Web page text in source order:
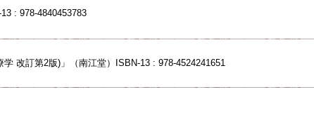
: 978-4840453783
学 改訂第2版)」（南江堂）ISBN-13 : 978-4524241651